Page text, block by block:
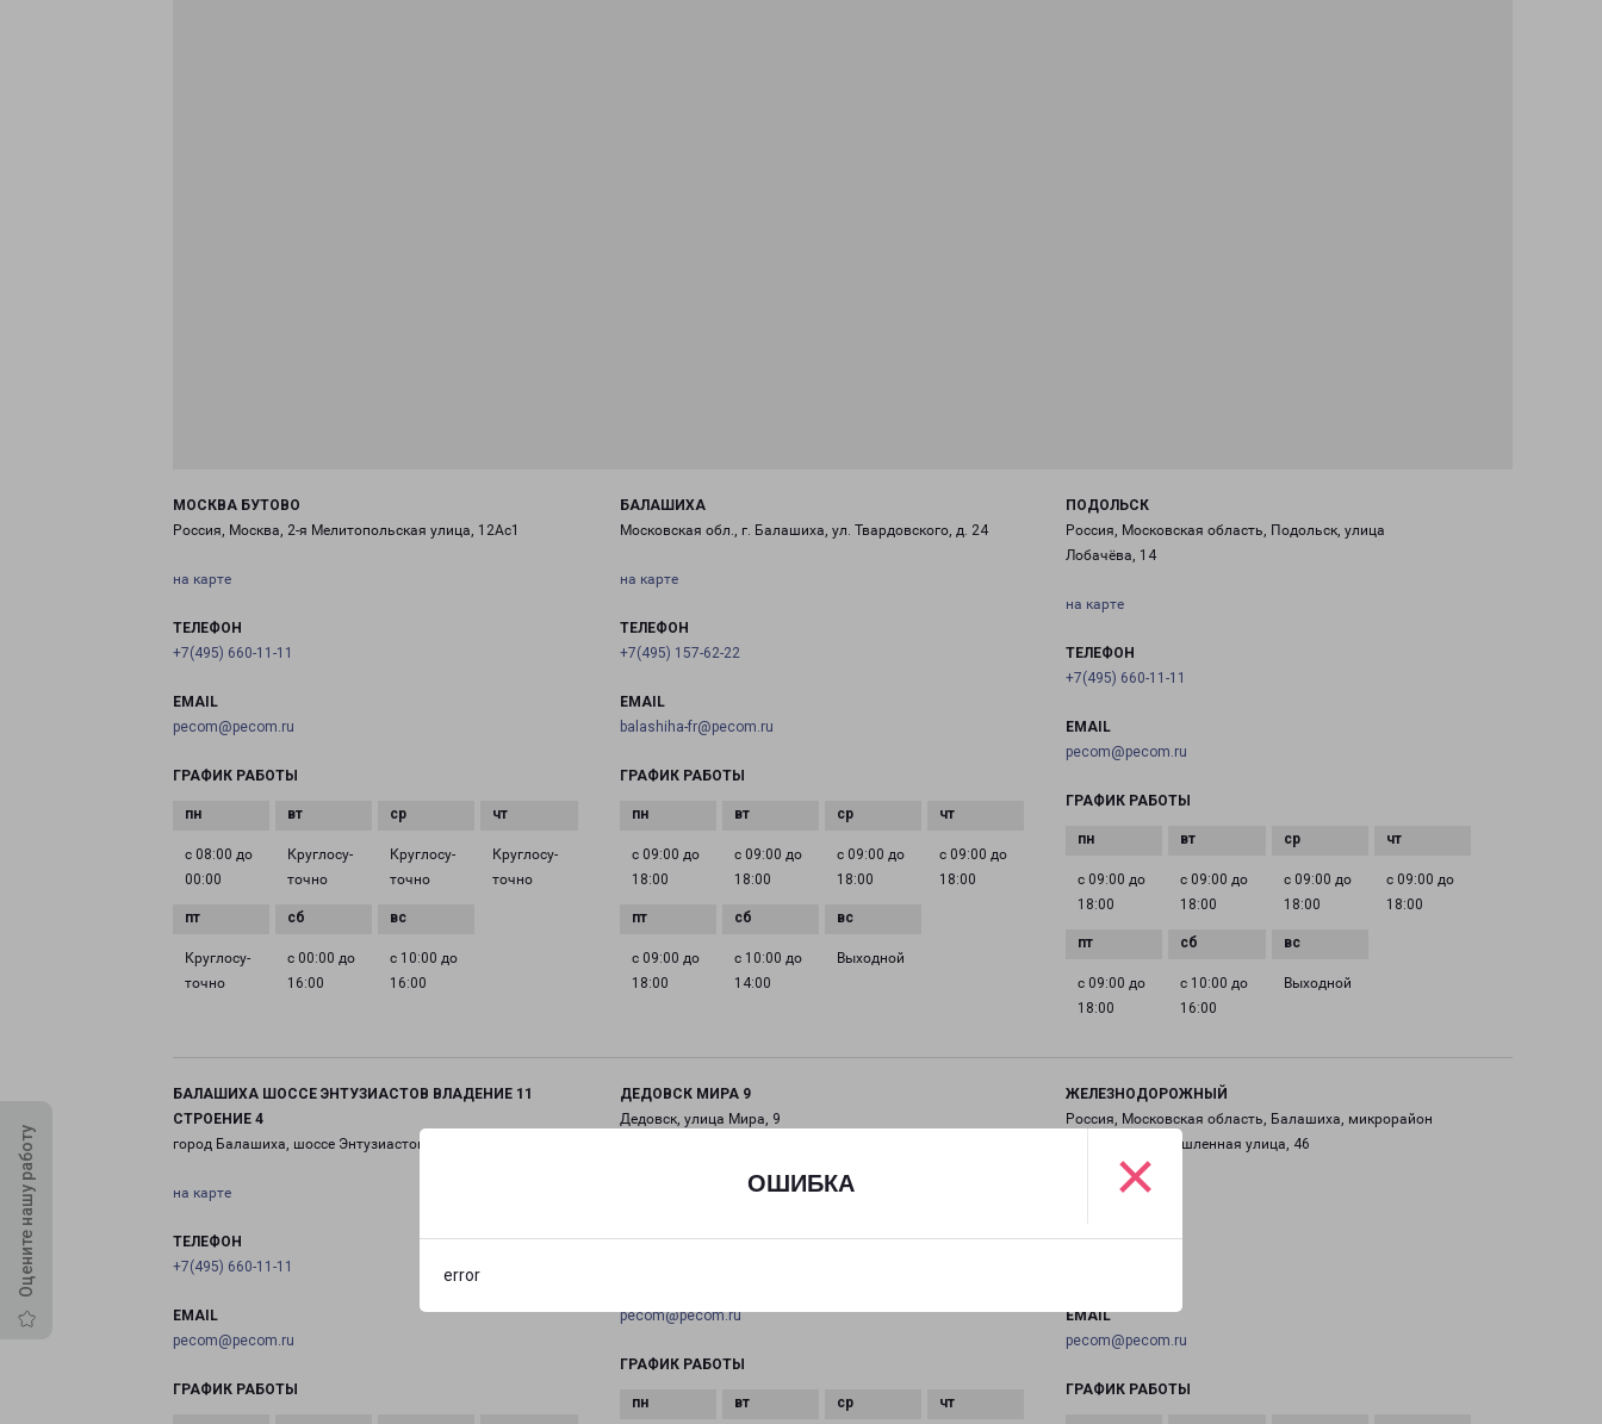
ОШИБКА
error
×
Оцените нашу работу
МОСКВА БУТОВО
Россия, Москва, 2-я Мелитопольская улица, 12Ас1
на карте
ТЕЛЕФОН
+7(495) 660-11-11
EMAIL
pecom@pecom.ru
ГРАФИК РАБОТЫ
с 08:00 до
00:00
Круглосу­
точно
Круглосу­
точно
Круглосу­
точно
Круглосу­
точно
с 00:00 до
16:00
с 10:00 до
16:00
БАЛАШИХА
Московская обл., г. Балашиха, ул. Твардовского, д. 24
на карте
ТЕЛЕФОН
+7(495) 157-62-22
EMAIL
balashiha-fr@pecom.ru
ГРАФИК РАБОТЫ
с 09:00 до
18:00
с 09:00 до
18:00
с 09:00 до
18:00
с 09:00 до
18:00
с 09:00 до
18:00
с 10:00 до
14:00
Выходной
ПОДОЛЬСК
Россия, Московская область, Подольск, улица
Лобачёва, 14
на карте
ТЕЛЕФОН
+7(495) 660-11-11
EMAIL
pecom@pecom.ru
ГРАФИК РАБОТЫ
с 09:00 до
18:00
с 09:00 до
18:00
с 09:00 до
18:00
с 09:00 до
18:00
с 09:00 до
18:00
с 10:00 до
16:00
Выходной
БАЛАШИХА ШОССЕ ЭНТУЗИАСТОВ ВЛАДЕНИЕ 11
СТРОЕНИЕ 4
город Балашиха, шоссе Энтузиастов, 11 строение 4
на карте
ТЕЛЕФОН
+7(495) 660-11-11
EMAIL
pecom@pecom.ru
ГРАФИК РАБОТЫ
ДЕДОВСК МИРА 9
Дедовск, улица Мира, 9
+7(495) 660-11-11
pecom@pecom.ru
ГРАФИК РАБОТЫ
ЖЕЛЕЗНОДОРОЖНЫЙ
Россия, Московская область, Балашиха, микрорайон
Саввино, Промышленная улица, 46
на карте
ТЕЛЕФОН
EMAIL
pecom@pecom.ru
ГРАФИК РАБОТЫ